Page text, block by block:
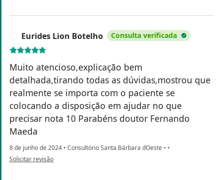
Eurides Lion Botelho Consulta verificada
Muito atencioso,explicação bem
detalhada,tirando todas as dúvidas,mostrou que
realmente se importa com o paciente se
colocando a disposição em ajudar no que
precisar nota 10 Parabéns doutor Fernando
Maeda
8 de junho de 2024 • Consultório Santa Bárbara dOeste • •
na opinião do utilizador Eurides Lion Botelho
Solicitar revisão